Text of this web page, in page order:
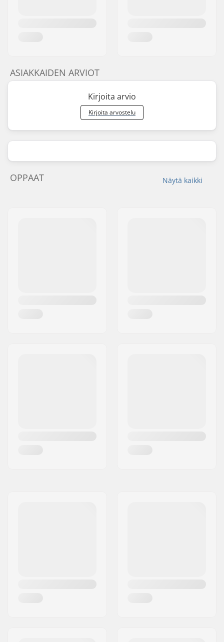
ASIAKKAIDEN ARVIOT
Kirjoita arvio
Kirjoita arvostelu
Näytä kaikki
OPPAAT